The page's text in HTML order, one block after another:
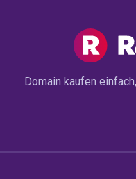
Domain kaufen